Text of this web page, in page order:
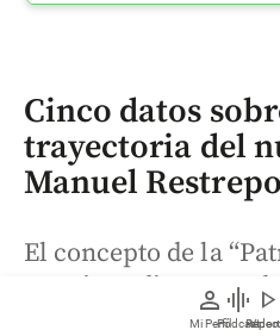
person
Mi Perfil
graphic_eq
Pódcast
play_arrow
Cinco datos
trayectoria del
Manuel Restrepo
El concepto de la
su origen directo en
Restrepo. Como los